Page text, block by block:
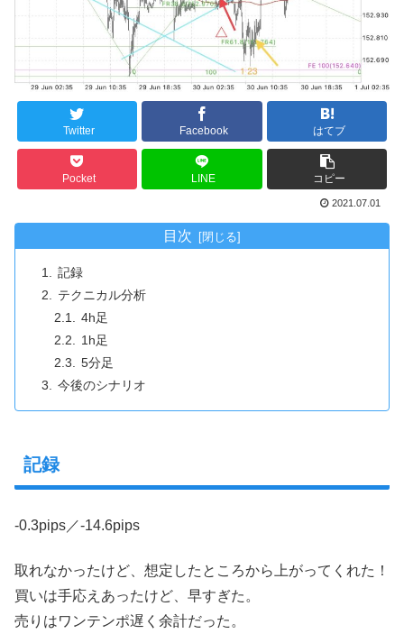
Twitter Facebook はてブ
Pocket LINE コピー
2021.07.01
目次
記録
テクニカル分析
4h足
1h足
5分足
今後のシナリオ
記録
-0.3pips／-14.6pips
取れなかったけど、想定したところから上がってくれた！
買いは手応えあったけど、早すぎた。
売りはワンテンポ遅く余計だった。